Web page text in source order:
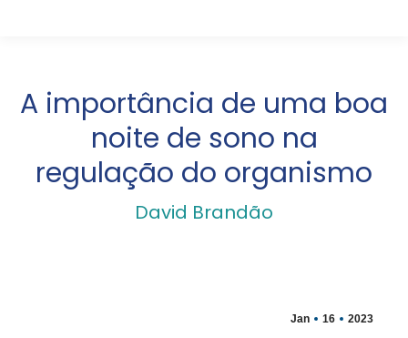
A importância de uma boa
noite de sono na
regulação do organismo
David Brandão
Jan 16 2023